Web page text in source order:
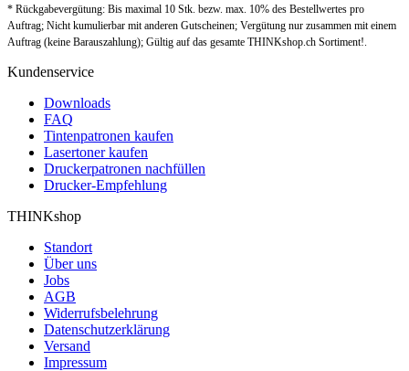
* Rückgabevergütung: Bis maximal 10 Stk. bezw. max. 10% des Bestellwertes pro
Auftrag; Nicht kumulierbar mit anderen Gutscheinen; Vergütung nur zusammen mit einem
Auftrag (keine Barauszahlung); Gültig auf das gesamte THINKshop.ch Sortiment!.
Kundenservice
Downloads
FAQ
Tintenpatronen kaufen
Lasertoner kaufen
Druckerpatronen nachfüllen
Drucker-Empfehlung
THINKshop
Standort
Über uns
Jobs
AGB
Widerrufsbelehrung
Datenschutzerklärung
Versand
Impressum